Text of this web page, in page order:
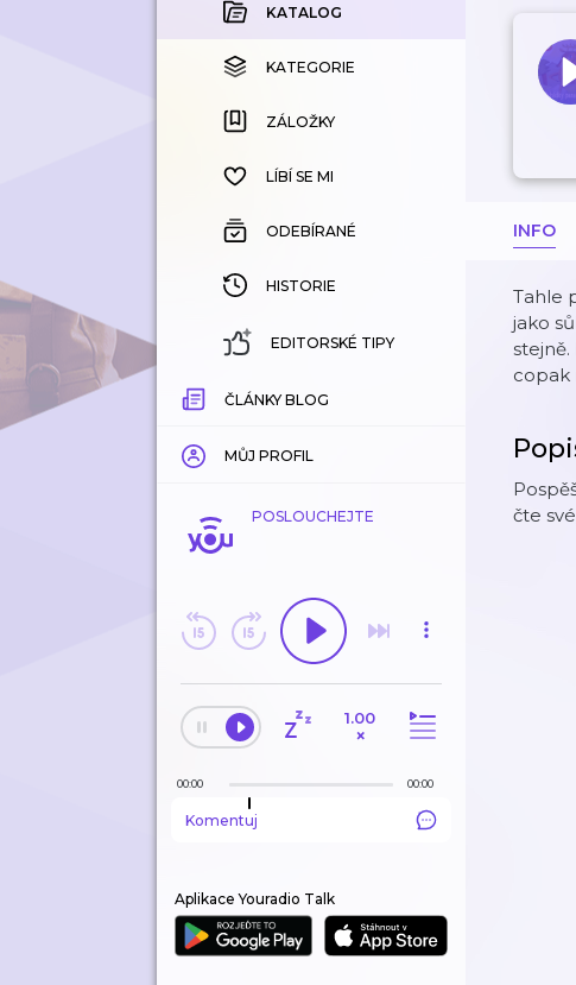
KOUPENÉ
KATEGORIE
ZÁLOŽKY
HISTORIE
KATALOG
KATEGORIE
ZÁLOŽKY
LÍBÍ SE MI
ODEBÍRANÉ
HISTORIE
EDITORSKÉ TIPY
ČLÁNKY BLOG
MŮJ PROFIL
POSLOUCHEJTE
1.00
×
00:00 00:00
Komentuj
Aplikace Youradio Talk
INFO
Tahle
jako
copak
čte